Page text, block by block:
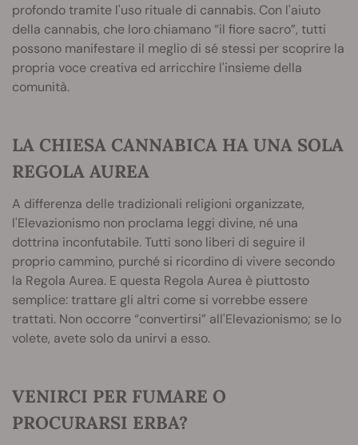
profondo tramite l'uso rituale di cannabis. Con l'aiuto
della cannabis, che loro chiamano “il fiore sacro”, tutti
possono manifestare il meglio di sé stessi per scoprire la
propria voce creativa ed arricchire l'insieme della
comunità.
LA CHIESA CANNABICA HA UNA SOLA
REGOLA AUREA
A differenza delle tradizionali religioni organizzate,
l'Elevazionismo non proclama leggi divine, né una
dottrina inconfutabile. Tutti sono liberi di seguire il
proprio cammino, purché si ricordino di vivere secondo
la Regola Aurea. E questa Regola Aurea è piuttosto
semplice: trattare gli altri come si vorrebbe essere
trattati. Non occorre “convertirsi” all'Elevazionismo; se lo
volete, avete solo da unirvi a esso.
VENIRCI PER FUMARE O
PROCURARSI ERBA?